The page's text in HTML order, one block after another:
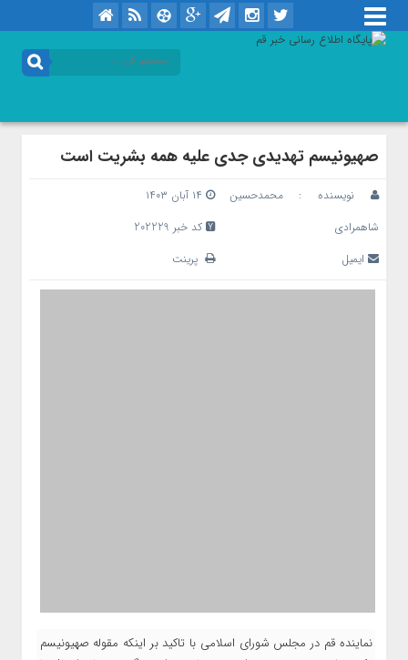
صهیونیسم تهدیدی جدی علیه همه بشریت است
نویسنده :محمدحسین
شاهمرادی
کد خبر 202229
ایمیل
پرینت
نماینده قم در مجلس شورای اسلامی با تاکید بر اینکه مقوله صهیونیسم